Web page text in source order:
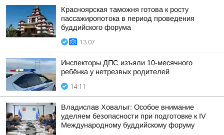
Красноярская таможня готова к росту
пассажиропотока в период проведения
буддийского форума
13:07
Инспекторы ДПС изъяли 10-месячного
ребёнка у нетрезвых родителей
14:11
Владислав Ховалыг: Особое внимание
уделяем безопасности при подготовке к IV
Международному буддийскому форуму